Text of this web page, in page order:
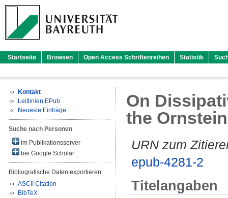
Startseite Browsen Open Access Schriftenreihen Statistik
Kontakt
Leitlinien EPub
Neueste Einträge
Suche nach Personen
im Publikationsserver
bei Google Scholar
Bibliografische Daten exportieren
ASCII Citation
BibTeX
On
the
URN zum
epub-4281-2
Titelangaben